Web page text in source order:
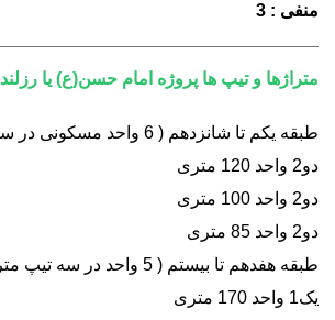
منفی : 3
متراژها و تیپ ها پروژه امام حسن(ع) یا رزلند
طبقه یکم تا شانزدهم ( 6 واحد مسکونی در سه تیپ متراژ)
دو2 واحد 120 متری
دو2 واحد 100 متری
دو2 واحد 85 متری
طبقه هفدهم تا بیستم ( 5 واحد در سه تیپ متراژ
یک1 واحد 170 متری